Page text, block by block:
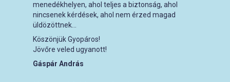
menedékhelyen, ahol teljes a biztonság, ahol
nincsenek kérdések, ahol nem érzed magad
üldözöttnek…
Köszönjük Gyopáros!
Jövőre veled ugyanott!
Gáspár András